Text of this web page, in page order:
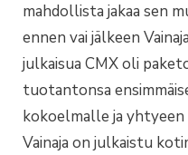
mahdollista jakaa sen
ennen vai jälkeen
julkaisua CMX oli
tuotantonsa
kokoelmalle ja
Vainaja on julkaistu